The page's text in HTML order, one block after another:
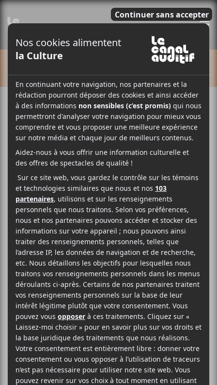
Cet évènement est passé.
Festival OFF de Québec 2018:
Negative Gemini et Choses
Sauvages
2018-07-07 @ 22:00-23:305$
AJOUTER AU CALENDRIER
DÉTAILS
Date :
2018-07-07
Heure :
22:00 - 23:30
Prix :